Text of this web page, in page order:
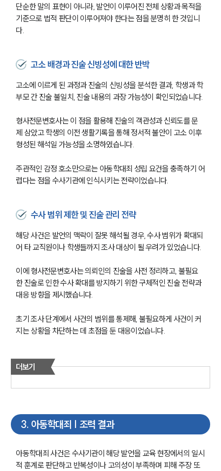
단순한 말의 표현이 아니라, 발언이 이루어진 전체 상황과 목적을
기준으로 법적 판단이 이루어져야 한다는 점을 분명히 한 것입니
다.
고소 배경과 진술 신빙성에 대한 반박
고소에 이르게 된 과정과 진술의 신빙성을 분석한 결과, 학생과 학
부모 간 진술 불일치, 진술 내용의 과장 가능성이 확인되었습니다.
형사전문변호사는 이 점을 활용해 진술의 객관성과 신뢰도를 문
제 삼았고 학생의 이전 생활기록을 통해 정서적 불안이 고소 이후
형성된 해석일 가능성을 소명하였습니다.
주관적인 감정 호소만으로는 아동학대죄 성립 요건을 충족하기 어
렵다는 점을 수사기관에 인식시키는 전략이었습니다.
수사 범위 제한 및 진술 관리 전략
해당 사건은 발언의 맥락이 잘못 해석될 경우, 수사 범위가 확대되
어 타 교직원이나 학생들까지 조사 대상이 될 우려가 있었습니다.
이에 형사전문변호사는 의뢰인의 진술을 사전 정리하고, 불필요
한 진술로 인한 수사 확대를 방지하기 위한 구체적인 진술 전략과
대응 방향을 제시했습니다.
초기 조사 단계에서 사건의 범위를 통제해, 불필요하게 사건이 커
지는 상황을 차단하는 데 초점을 둔 대응이었습니다.
더보기
3. 아동학대죄 | 조력 결과
아동학대죄 사건은 수사기관이 해당 발언을 교육 현장에서의 일시
적 훈계로 판단하고 반복성이나 고의성이 부족하며 피해 주장 또